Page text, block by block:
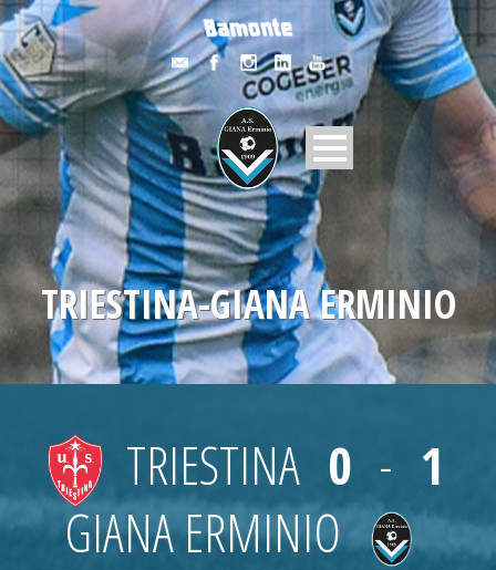
TRIESTINA-GIANA ERMINIO
TRIESTINA 0 - 1
GIANA ERMINIO